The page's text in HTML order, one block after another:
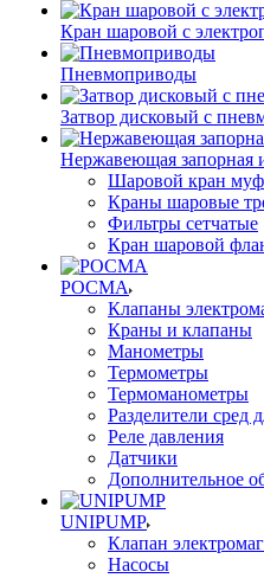
Кран шаровой с
Пневмоприводы
Затвор дисковый с
Нержавеющая запорная
Шаровой кран
Краны шаровые
Фильтры сетчатые
Кран шаровой
РОСМА
Клапаны
Краны и клапаны
Манометры
Термометры
Термоманометры
Разделители сред
Реле давления
Датчики
Дополнительное
UNIPUMP
Клапан
Насосы